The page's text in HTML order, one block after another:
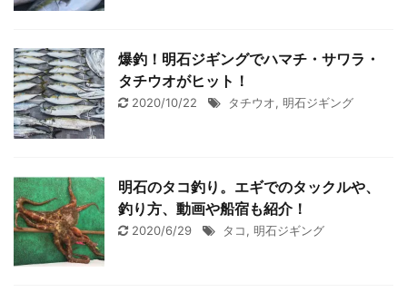
爆釣！明石ジギングでハマチ・サワラ・
タチウオがヒット！
2020/10/22 タチウオ, 明石ジギング
明石のタコ釣り。エギでのタックルや、
釣り方、動画や船宿も紹介！
2020/6/29 タコ, 明石ジギング